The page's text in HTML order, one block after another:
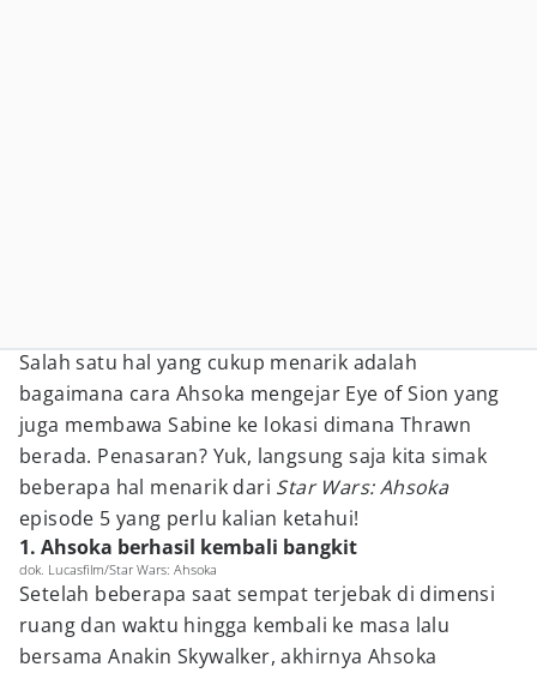
Salah satu hal yang cukup menarik adalah
bagaimana cara Ahsoka mengejar Eye of Sion yang
juga membawa Sabine ke lokasi dimana Thrawn
berada. Penasaran? Yuk, langsung saja kita simak
beberapa hal menarik dari Star Wars: Ahsoka
episode 5 yang perlu kalian ketahui!
1. Ahsoka berhasil kembali bangkit
dok. Lucasfilm/Star Wars: Ahsoka
Setelah beberapa saat sempat terjebak di dimensi
ruang dan waktu hingga kembali ke masa lalu
bersama Anakin Skywalker, akhirnya Ahsoka